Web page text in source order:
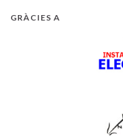
GRÀCIES A